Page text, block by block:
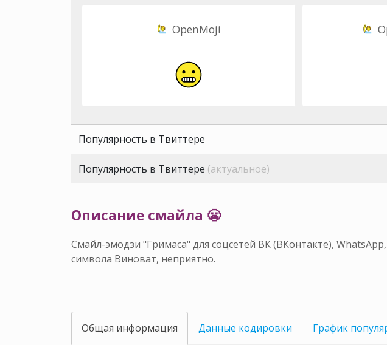
OpenMoji
Популярность в Твиттере
Популярность в Твиттере (актуальное)
Описание смайла 😬
Смайл-эмодзи "Гримаса" для соцсетей ВК (ВКонтакте),
символа Виноват, неприятно.
Общая информация Данные кодировки График